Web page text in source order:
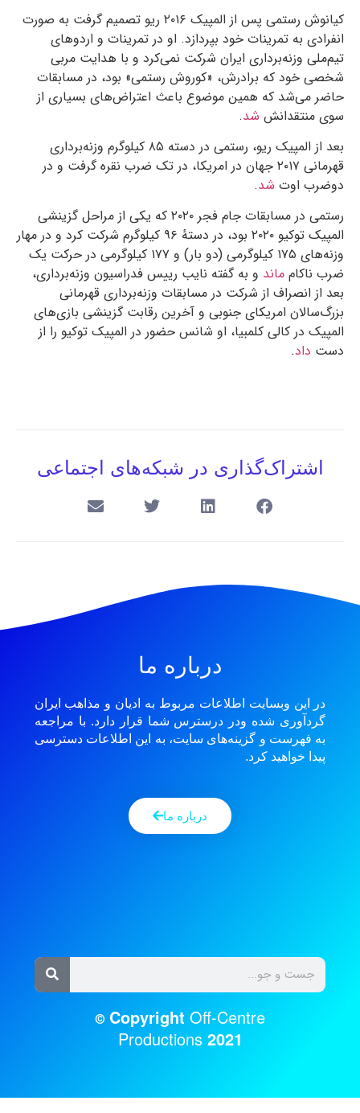
کیانوش رستمی پس از المپیک ۲۰۱۶ ریو تصمیم گرفت به صورت
انفرادی به تمرینات خود بپردازد. او در تمرینات و اردوهای
تیم‌ملی وزنه‌برداری ایران شرکت نمی‌کرد و با هدایت مربی
شخصی خود که برادرش، «کوروش رستمی» بود، در مسابقات
حاضر می‌شد که همین موضوع باعث اعتراض‌های بسیاری از
سوی منتقدانششد.
بعد از المپیک ریو، رستمی در دسته ۸۵ کیلوگرم وزنه‌برداری
قهرمانی ۲۰۱۷ جهان در امریکا، در تک ضرب نقره گرفت و در
دوضرب اوتشد.
رستمی در مسابقات جام فجر ۲۰۲۰ که یکی از مراحل گزینشی
المپیک توکیو ۲۰۲۰ بود، در دستهٔ ۹۶ کیلوگرم شرکت کرد و در مهار
وزنه‌های ۱۷۵ کیلوگرمی (دو بار) و ۱۷۷ کیلوگرمی در حرکت یک
ضرب ناکامماندو به گفته نایب رییس فدراسیون وزنه‌برداری،
بعد از انصراف از شرکت در مسابقات وزنه‌برداری قهرمانی
بزرگ‌سالان امریکای جنوبی و آخرین رقابت گزینشی بازی‌های
المپیک در کالی کلمبیا، او شانس حضور در المپیک توکیو را از
دستداد.
اشتراک‌گذاری در شبکه‌های اجتماعی
درباره ما
در این وبسایت اطلاعات مربوط به ادیان و مذاهب ایران
گردآوری شده ودر درسترس شما قرار دارد. با مراجعه
به فهرست و گزینه‌های سایت، به این اطلاعات دسترسی
پیدا خواهید کرد.
درباره ما
©CopyrightOff-Centre
Productions 2021